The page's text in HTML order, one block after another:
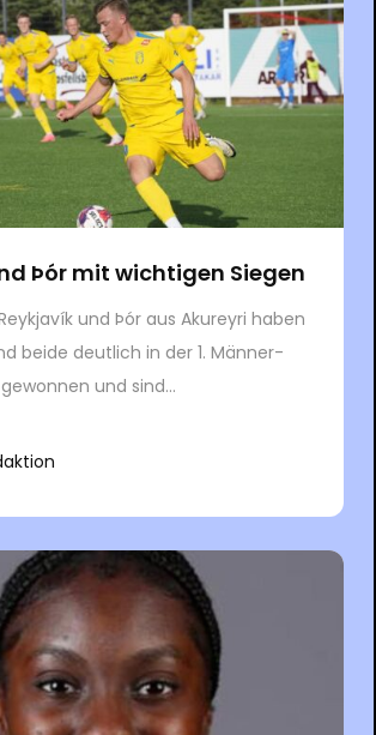
Þór mit wichtigen Siegen
und Þór aus Akureyri haben
beide deutlich in der 1. Männer-
und sind...